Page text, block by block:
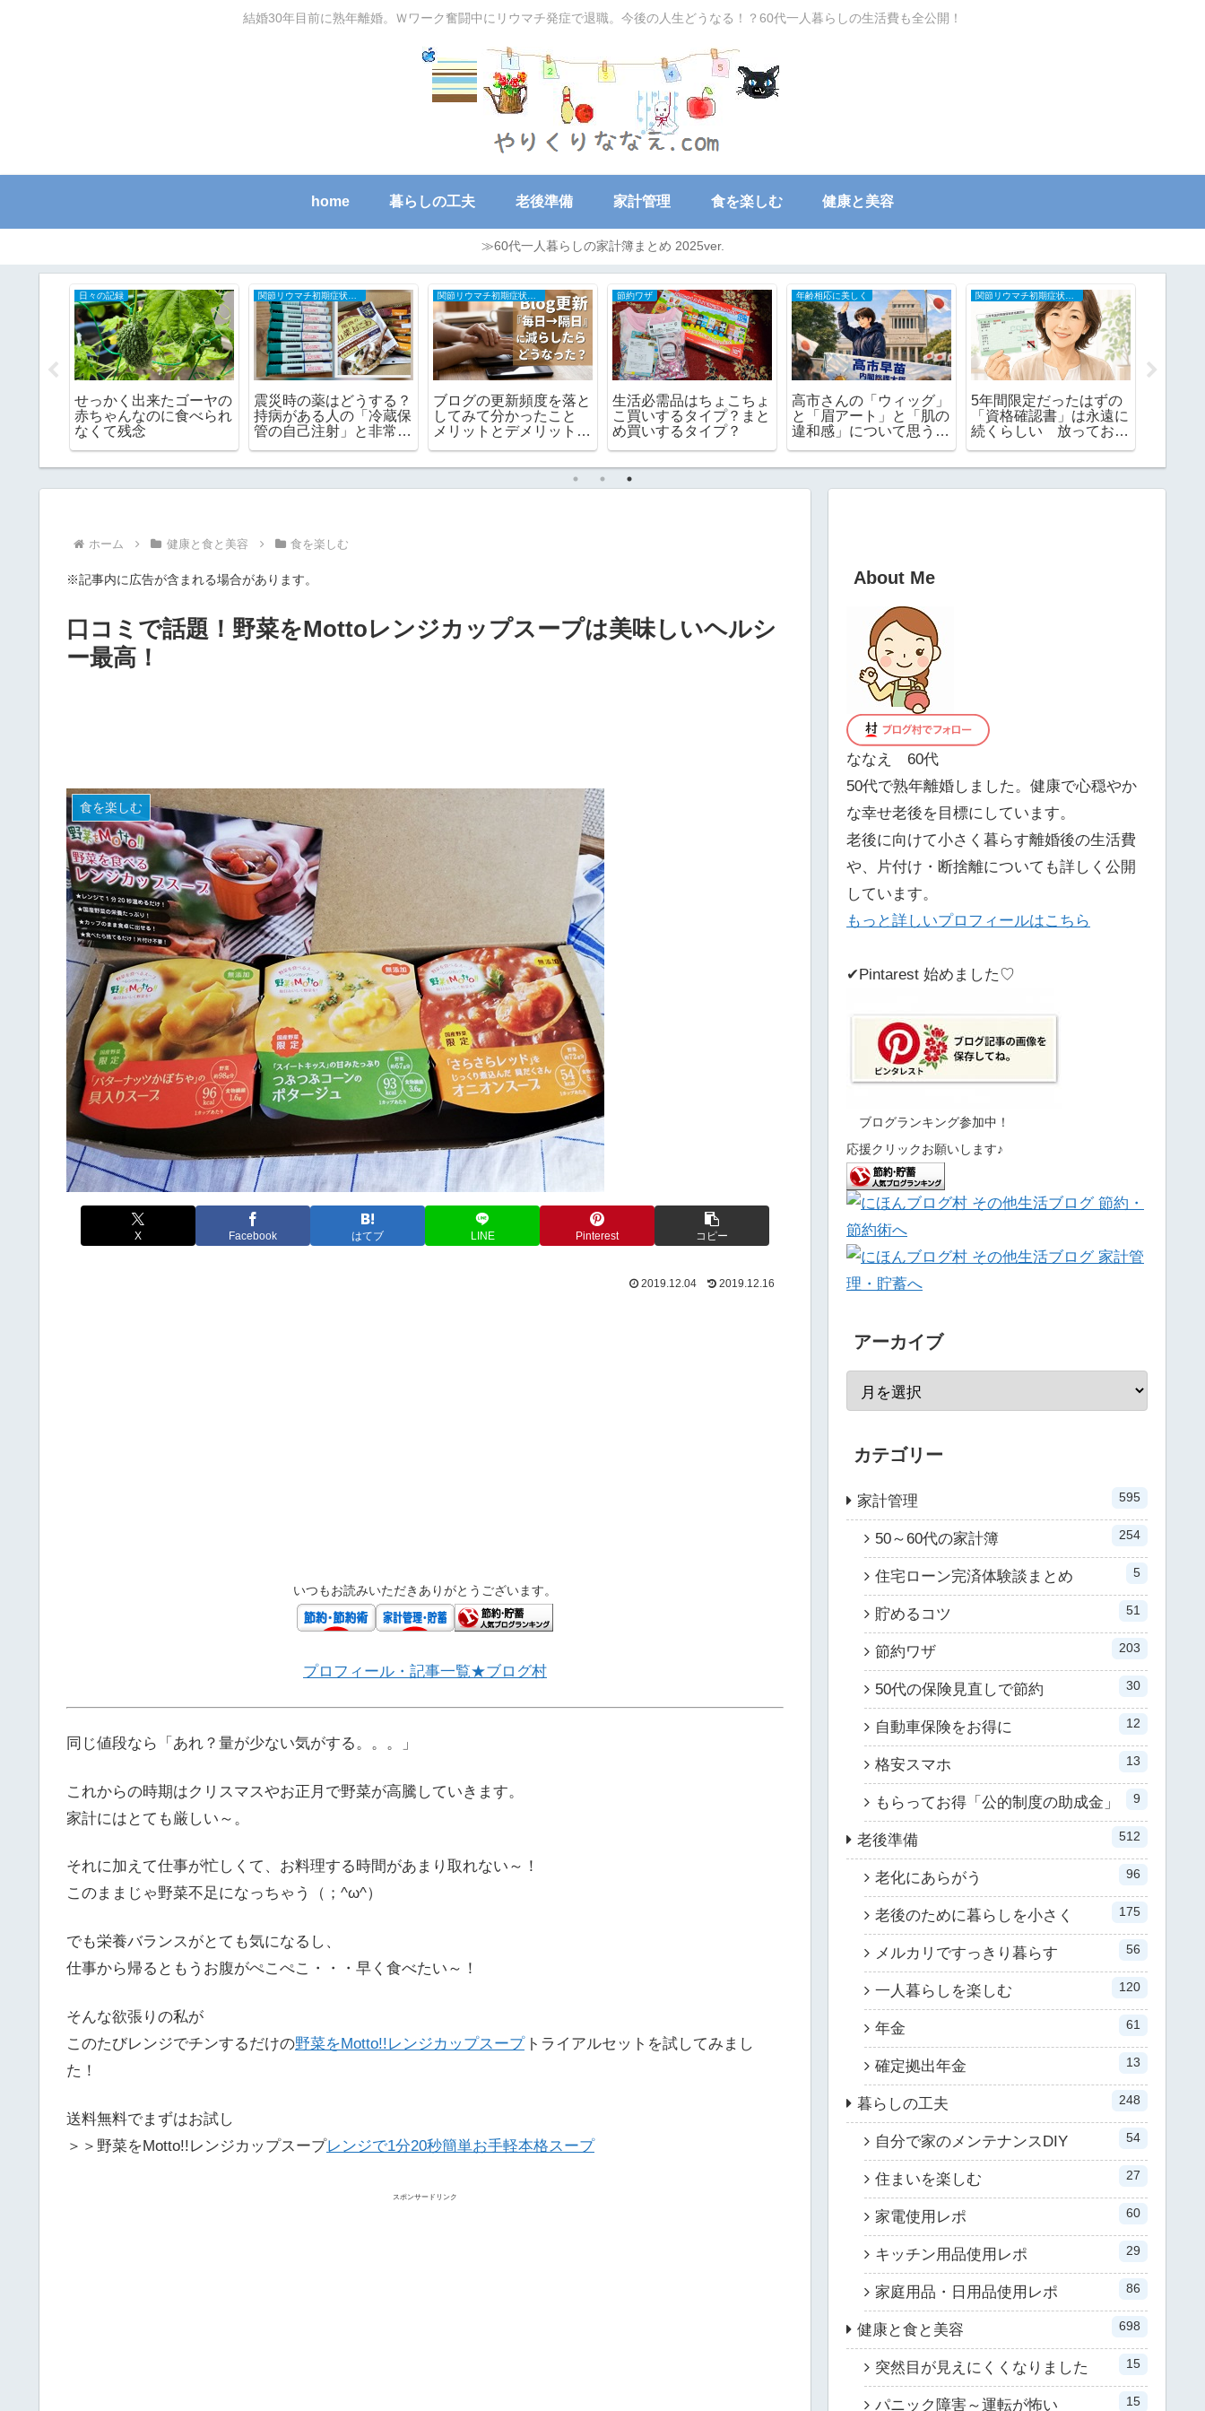
結婚30年目前に熟年離婚。Ｗワーク奮闘中にリウマチ発症で退職。今後の人生どうなる！？60代一人暮らしの生活費も全公開！
home 暮らしの工夫 老後準備 家計管理 食を楽しむ 健康と美容
≫60代一人暮らしの家計簿まとめ 2025ver.
日々の記録
せっかく出来たゴーヤの
赤ちゃんなのに食べられ
なくて残念
関節リウマチ初期症状と治療の全記録
震災時の薬はどうする？
持病がある人の「冷蔵保
管の自己注射」と非常食
関節リウマチ初期症状と治療の全記録
ブログの更新頻度を落と
してみて分かったこと
メリットとデメリット
節約ワザ
生活必需品はちょこちょ
こ買いするタイプ？まと
め買いするタイプ？
年齢相応に美しく
高市さんの「ウィッグ」
と「眉アート」と「肌の
違和感」について思うこ
関節リウマチ初期症状と治療の全記録
5年間限定だったはずの
「資格確認書」は永遠に
続くらしい 放っておい
ホーム 健康と食と美容 食を楽しむ
※記事内に広告が含まれる場合があります。
口コミで話題！野菜をMottoレンジカップスープは美味しいヘルシ
ー最高！
食を楽しむ
X Facebook はてブ LINE Pinterest コピー
2019.12.04 2019.12.16
いつもお読みいただきありがとうございます。
プロフィール・記事一覧★ブログ村
同じ値段なら「あれ？量が少ない気がする。。。」
これからの時期はクリスマスやお正月で野菜が高騰していきます。
家計にはとても厳しい～。
それに加えて仕事が忙しくて、お料理する時間があまり取れない～！
このままじゃ野菜不足になっちゃう（；^ω^）
でも栄養バランスがとても気になるし、
仕事から帰るともうお腹がぺこぺこ・・・早く食べたい～！
そんな欲張りの私が
このたびレンジでチンするだけの野菜をMotto!!レンジカップスープ トライアルセット を試してみまし
た！
送料無料でまずはお試し
＞＞ 野菜をMotto!!レンジカップスープレンジで1分20秒簡単お手軽本格スープ
スポンサードリンク
About Me
ななえ 60代
50代で熟年離婚しました。健康で心穏やか
な幸せ老後を目標にしています。
老後に向けて小さく暮らす離婚後の生活費
や、片付け・断捨離についても詳しく公開
しています。
もっと詳しいプロフィールはこちら
✔Pintarest 始めました♡
ブログランキング参加中！
応援クリックお願いします♪
アーカイブ
カテゴリー
家計管理 595
50～60代の家計簿 254
住宅ローン完済体験談まとめ 5
貯めるコツ 51
節約ワザ 203
50代の保険見直しで節約 30
自動車保険をお得に 12
格安スマホ 13
もらってお得「公的制度の助成金」 9
老後準備 512
老化にあらがう 96
老後のために暮らしを小さく 175
メルカリですっきり暮らす 56
一人暮らしを楽しむ 120
年金 61
確定拠出年金 13
暮らしの工夫 248
自分で家のメンテナンスDIY 54
住まいを楽しむ 27
家電使用レポ 60
キッチン用品使用レポ 29
家庭用品・日用品使用レポ 86
健康と食と美容 698
突然目が見えにくくなりました 15
パニック障害～運転が怖い 15